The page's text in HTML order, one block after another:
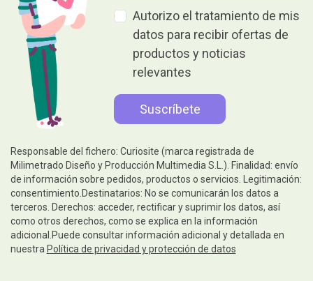
Autorizo el tratamiento de mis
datos para recibir ofertas de
productos y noticias
relevantes
Responsable del fichero: Curiosite (marca registrada de
Milimetrado Diseño y Producción Multimedia S.L.). Finalidad: envío
de información sobre pedidos, productos o servicios. Legitimación:
consentimiento.Destinatarios: No se comunicarán los datos a
terceros. Derechos: acceder, rectificar y suprimir los datos, así
como otros derechos, como se explica en la información
adicional.Puede consultar información adicional y detallada en
nuestra Política de privacidad y protección de datos